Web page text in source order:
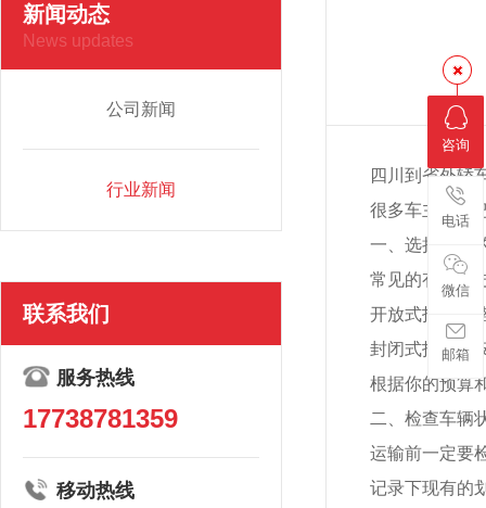
新闻动态
News updates
公司新闻
行业新闻
联系我们
服务热线
17738781359
移动热线
四川到省外轿
很多车主需要
一、选择合适
常见的有两种
开放式托运价
封闭式托运更
根据你的预算
二、检查车辆
运输前一定要
记录下现有的
咨询
电话
微信
邮箱